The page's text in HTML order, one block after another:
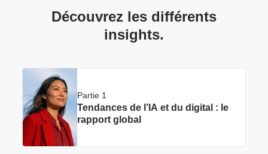
Découvrez les différents
insights.
Partie 1
Tendances de l’IA et du digital : le
rapport global